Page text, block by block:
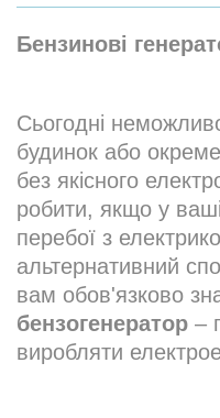
Бензинові
Сьогодні
будинок або
без якісного
робити, якщо у
перебої з
альтернативний
вам обов'язково
бензогенератор –
виробляти